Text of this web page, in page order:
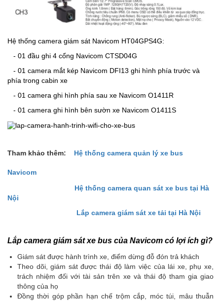
Hệ thống camera giám sát Navicom HT04GPS4G:
- 01 đầu ghi 4 cổng Navicom CTSD04G
- 01 camera mắt kép Navicom DFI13 ghi hình phía trước và
phía trong cabin xe
- 01 camera ghi hình phía sau xe Navicom O1411R
- 01 camera ghi hình bên sườn xe Navicom O1411S
Tham khảo thêm: Hệ thống camera quản lý xe bus
Navicom
Hệ thống camera quan sát xe bus tại Hà
Nội
Lắp camera giám sát xe tải tại Hà Nội
Lắp camera giám sát xe bus của Navicom có lợi ích gì?
Giám sát được hành trình xe, điểm dừng đỗ đón trả khách
Theo dõi, giám sát được thái độ làm việc của lái xe, phụ xe,
trách nhiệm đối với tài sản trên xe và thái độ tham gia giao
thông của họ
Đồng thời góp phần hạn chế trộm cắp, móc túi, mâu thuẫn